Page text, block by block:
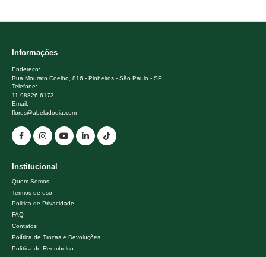
Informações
Endereço:
Rua Mourato Coelho, 816 - Pinheiros - São Paulo - SP
Telefone:
11 98826-6173
Email:
flores@abeladodia.com
Institucional
Quem Somos
Termos de uso
Politica de Privacidade
FAQ
Contatos
Política de Trocas e Devoluções
Política de Reembolso